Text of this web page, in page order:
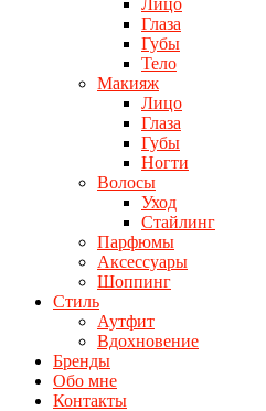
Лицо
Глаза
Губы
Тело
Макияж
Лицо
Глаза
Губы
Ногти
Волосы
Уход
Стайлинг
Парфюмы
Аксессуары
Шоппинг
Стиль
Аутфит
Вдохновение
Бренды
Обо мне
Контакты